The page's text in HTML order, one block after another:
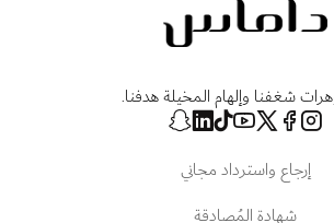
شغفنا وإلهام المخيلة هدفنا.
إرجاع واسترداد مجاني
شهادة المُصادقة